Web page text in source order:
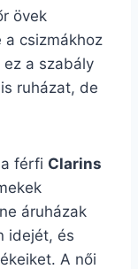
övek
a csizmákhoz
a szabály
ruházat, de
férfi Clarins
áruházak
idejét, és
A női